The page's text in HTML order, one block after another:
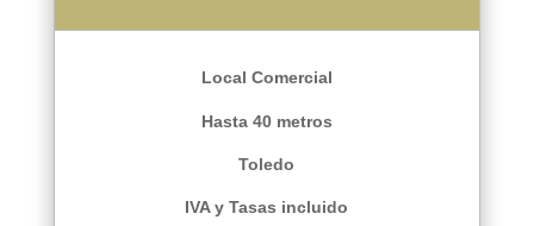
Local Comercial
Hasta 40 metros
Toledo
IVA y Tasas incluido